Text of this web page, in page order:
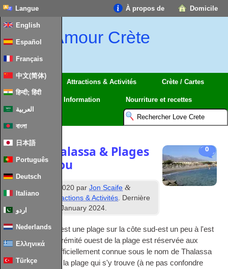
Domicile
À propos de
Langue
English
Español
Français
中文(简体)
हिन्दी; हिंदी
العربية
বাংলা
日本語
Português
Deutsch
Italiano
اردو
Nederlands
Ελληνικά
Türkçe
Amour Crète
Régions Attractions & Activités Crète / Cartes
Information Nourriture et recettes
0
Ostria, Thalassa & Plages
de Paplinou
août 2020 parJon Scaife &
déposé sous Attractions & Activités . Dernière
mise à jour
th January 2024
Paplinou Beach est une plage sur la côte sud-est un peu à l'est
d'Ierapetra. L'extrémité ouest de la plage est réservée aux
visiteurs et est officiellement connue sous le nom de Thalassa
d'après le bar de la plage qui s'y trouve (à ne pas confondre